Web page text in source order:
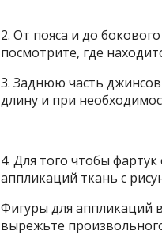
2. От пояса и до
посмотрите, где
3. Заднюю часть джинсов
длину и при
4. Для того чтобы
аппликаций ткань с
Фигуры для аппликаций
вырежьте